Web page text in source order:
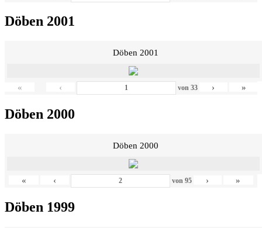
Döben 2001
Döben 2001
« ‹ von 33 › »
Döben 2000
Döben 2000
« ‹ von 95 › »
Döben 1999